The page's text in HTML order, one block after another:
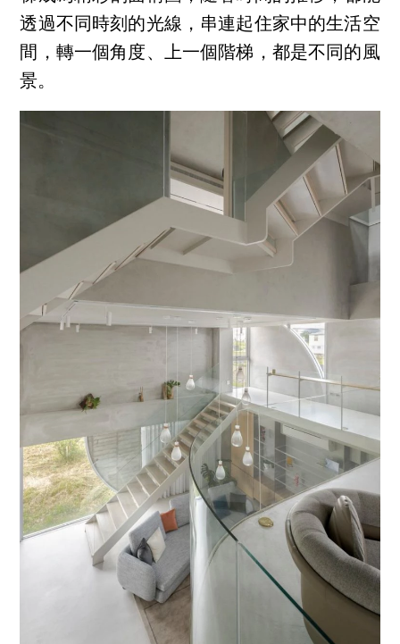
透過不同時刻的光線，串連起住家中的生活空
間，轉一個角度、上一個階梯，都是不同的風
景。